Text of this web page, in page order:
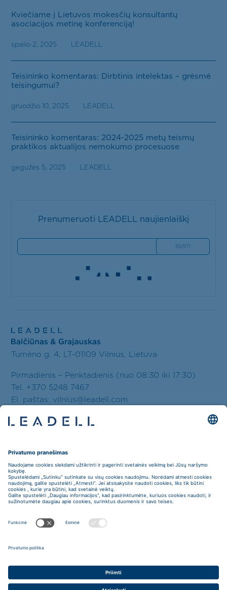
Kviečiame į Lietuvos mokesčių konsultantų
asociacijos metinę konferenciją!
spalio 2, 2025 LEADELL
Teisininko komentaras: Dirbtinis intelektas – grėsmė
teisingumui?
gruodžio 10, 2025 LEADELL
Teisininko komentaras: 2024-2025 metų teismų
praktikos aktualijos nemokumo procesuose
gegužės 5, 2025 LEADELL
Prenumeruoti LEADELL naujienlaiškį
Tumėno g. 4, LT-01109 Vilnius, Lietuva
Pirmadienis – Penktadienis (nuo 08:30 iki 17:30)
Tel. +370 5248 7467
El. paštas: vilnius@leadell.com